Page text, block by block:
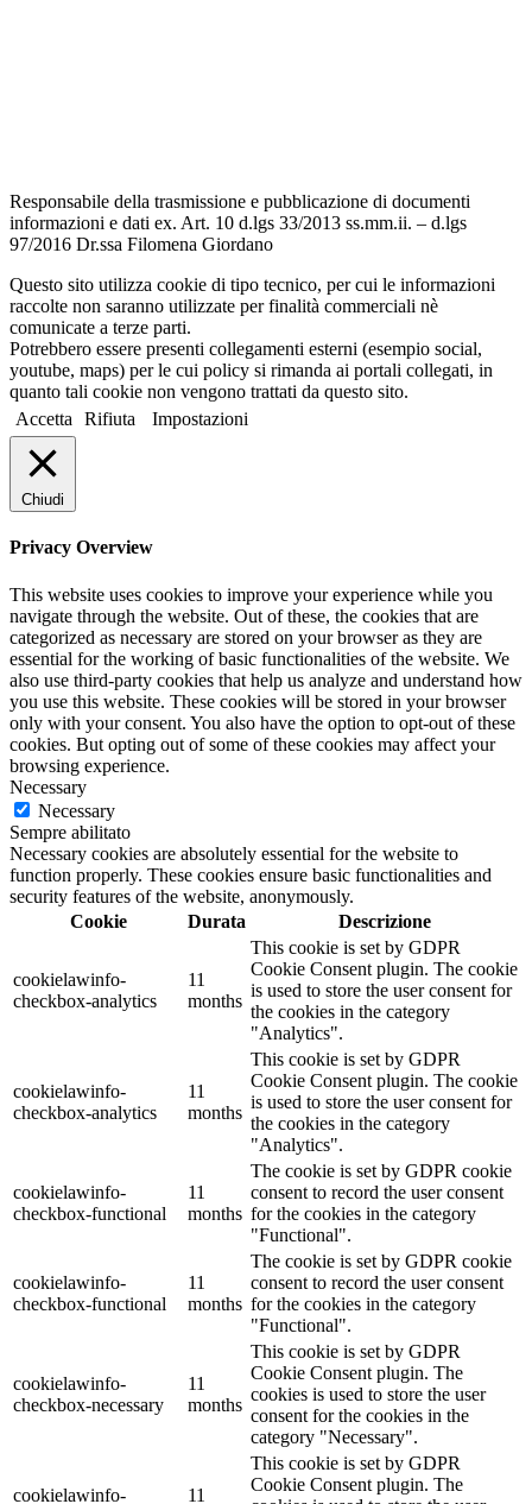
Responsabile della trasmissione e pubblicazione di documenti
informazioni e dati ex. Art. 10 d.lgs 33/2013 ss.mm.ii. – d.lgs
97/2016 Dr.ssa Filomena Giordano
Questo sito utilizza cookie di tipo tecnico, per cui le informazioni
raccolte non saranno utilizzate per finalità commerciali nè
comunicate a terze parti.
Potrebbero essere presenti collegamenti esterni (esempio social,
youtube, maps) per le cui policy si rimanda ai portali collegati, in
quanto tali cookie non vengono trattati da questo sito.
Accetta
Rifiuta Impostazioni
Chiudi
Privacy Overview
This website uses cookies to improve your experience while you
navigate through the website. Out of these, the cookies that are
categorized as necessary are stored on your browser as they are
essential for the working of basic functionalities of the website. We
also use third-party cookies that help us analyze and understand how
you use this website. These cookies will be stored in your browser
only with your consent. You also have the option to opt-out of these
cookies. But opting out of some of these cookies may affect your
browsing experience.
Necessary
Necessary
Sempre abilitato
Necessary cookies are absolutely essential for the website to
function properly. These cookies ensure basic functionalities and
security features of the website, anonymously.
Cookie
Durata Descrizione
cookielawinfo-
checkbox-analytics
11
months
This cookie is set by GDPR
Cookie Consent plugin. The cookie
is used to store the user consent for
the cookies in the category
"Analytics".
cookielawinfo-
checkbox-analytics
11
months
This cookie is set by GDPR
Cookie Consent plugin. The cookie
is used to store the user consent for
the cookies in the category
"Analytics".
cookielawinfo-
checkbox-functional
11
months
The cookie is set by GDPR cookie
consent to record the user consent
for the cookies in the category
"Functional".
cookielawinfo-
checkbox-functional
11
months
The cookie is set by GDPR cookie
consent to record the user consent
for the cookies in the category
"Functional".
cookielawinfo-
checkbox-necessary
11
months
This cookie is set by GDPR
Cookie Consent plugin. The
cookies is used to store the user
consent for the cookies in the
category "Necessary".
cookielawinfo- 11
This cookie is set by GDPR
Cookie Consent plugin. The